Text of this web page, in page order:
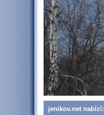
jenikov.net nabízí: